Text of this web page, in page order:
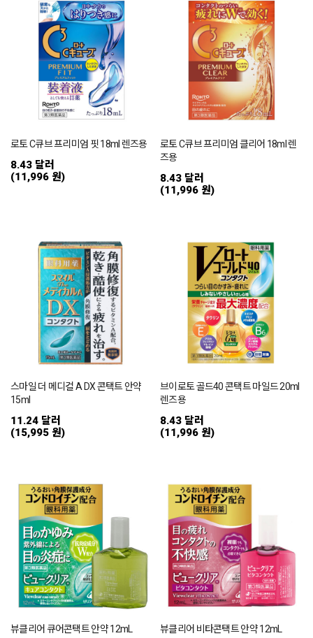
로토 C큐브 프리미엄 핏 18ml 렌즈용
8.43 달러
(11,996 원)
로토 C큐브 프리미엄 클리어 18ml 렌
즈용
8.43 달러
(11,996 원)
스마일 더 메디컬 A DX 콘택트 안약
15ml
11.24 달러
(15,995 원)
브이로토 골드40 콘택트 마일드 20ml
렌즈용
8.43 달러
(11,996 원)
뷰클리어 큐어콘택트 안약 12mL 뷰클리어 비타콘택트 안약 12mL